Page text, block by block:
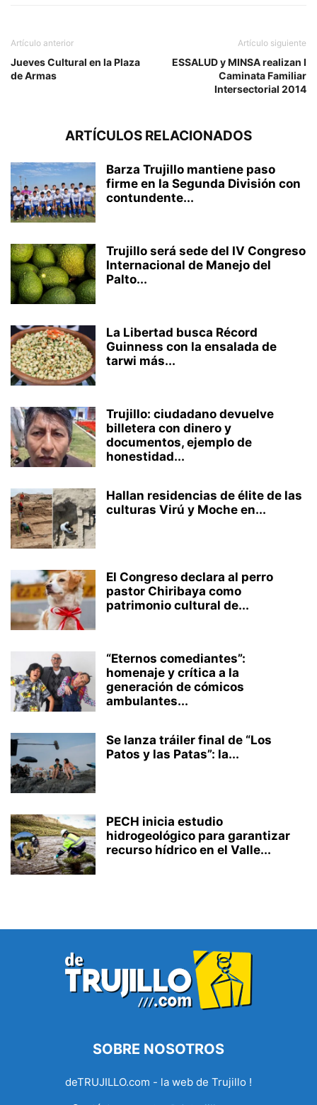
Artículo anterior
Jueves Cultural en la Plaza
de Armas
Artículo siguiente
ESSALUD y MINSA realizan I
Caminata Familiar
Intersectorial 2014
ARTÍCULOS RELACIONADOS
Barza Trujillo mantiene paso
firme en la Segunda División con
contundente...
Trujillo será sede del IV Congreso
Internacional de Manejo del
Palto...
La Libertad busca Récord
Guinness con la ensalada de
tarwi más...
Trujillo: ciudadano devuelve
billetera con dinero y
documentos, ejemplo de
honestidad...
Hallan residencias de élite de las
culturas Virú y Moche en...
El Congreso declara al perro
pastor Chiribaya como
patrimonio cultural de...
“Eternos comediantes”:
homenaje y crítica a la
generación de cómicos
ambulantes...
Se lanza tráiler final de “Los
Patos y las Patas”: la...
PECH inicia estudio
hidrogeológico para garantizar
recurso hídrico en el Valle...
SOBRE NOSOTROS
deTRUJILLO.com - la web de Trujillo !